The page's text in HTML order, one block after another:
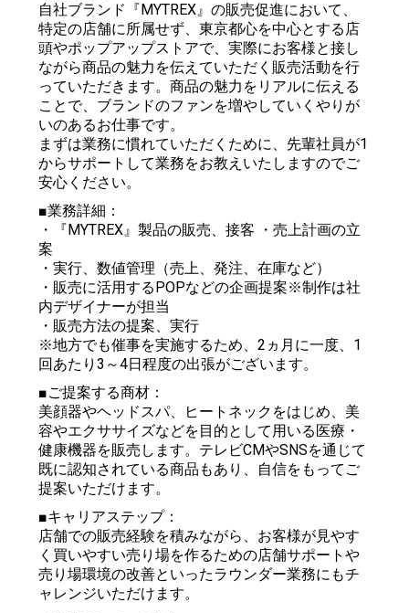
自社ブランド『MYTREX』の販売促進において、
特定の店舗に所属せず、東京都心を中心とする店
頭やポップアップストアで、実際にお客様と接し
ながら商品の魅力を伝えていただく販売活動を行
っていただきます。商品の魅力をリアルに伝える
ことで、ブランドのファンを増やしていくやりが
いのあるお仕事です。
まずは業務に慣れていただくために、先輩社員が1
からサポートして業務をお教えいたしますのでご
安心ください。
■業務詳細：
・『MYTREX』製品の販売、接客 ・売上計画の立
案
・実行、数値管理（売上、発注、在庫など）
・販売に活用するPOPなどの企画提案※制作は社
内デザイナーが担当
・販売方法の提案、実行
※地方でも催事を実施するため、2ヵ月に一度、1
回あたり3～4日程度の出張がございます。
■ご提案する商材：
美顔器やヘッドスパ、ヒートネックをはじめ、美
容やエクササイズなどを目的として用いる医療・
健康機器を販売します。テレビCMやSNSを通じて
既に認知されている商品もあり、自信をもってご
提案いただけます。
■キャリアステップ：
店舗での販売経験を積みながら、お客様が見やす
く買いやすい売り場を作るための店舗サポートや
売り場環境の改善といったラウンダー業務にもチ
ャレンジいただけます。